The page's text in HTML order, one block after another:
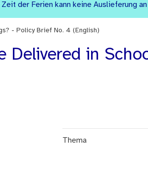
der Ferien kann keine Auslieferung
- Policy Brief No. 4 (English)
Delivered in
Thema